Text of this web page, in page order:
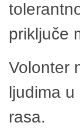
priključe
Volonter
ljudima
rasa.